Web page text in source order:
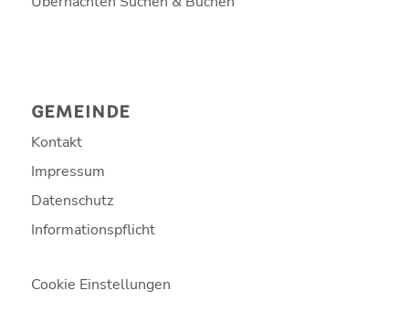
GEMEINDE
Kontakt
Impressum
Datenschutz
Informationspflicht
Cookie Einstellungen